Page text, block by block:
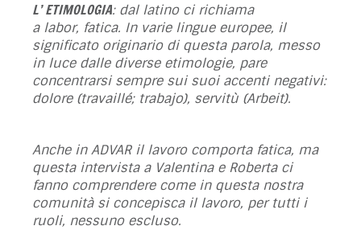
L’ ETIMOLOGIA: dal latino ci richiama
a labor, fatica. In varie lingue europee, il
significato originario di questa parola, messo
in luce dalle diverse etimologie, pare
concentrarsi sempre sui suoi accenti negativi:
dolore (travaillé; trabajo), servitù (Arbeit).
Anche in ADVAR il lavoro comporta fatica, ma
questa intervista a Valentina e Roberta ci
fanno comprendere come in questa nostra
comunità si concepisca il lavoro, per tutti i
ruoli, nessuno escluso.